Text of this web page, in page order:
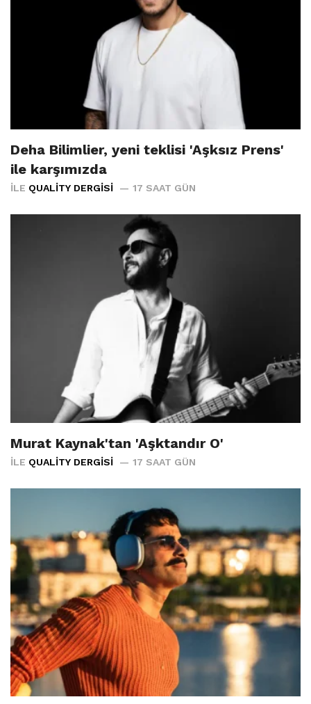
Deha Bilimlier, yeni teklisi 'Aşksız Prens'
ile karşımızda
İLE QUALITY DERGISI 17 SAAT GÜN
Murat Kaynak'tan 'Aşktandır O'
İLE QUALITY DERGISI 17 SAAT GÜN